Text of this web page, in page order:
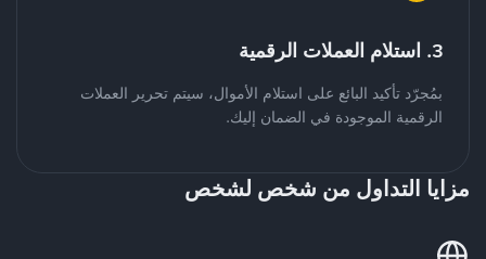
3. استلام العملات الرقمية
بمُجرّد تأكيد البائع على استلام الأموال، سيتم تحرير العملات
الرقمية الموجودة في الضمان إليك.
مزايا التداول من شخص لشخص